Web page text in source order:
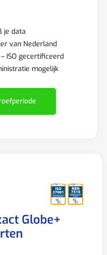
je data
van Nederland
ISO gecertificeerd
mogelijk
Globe+